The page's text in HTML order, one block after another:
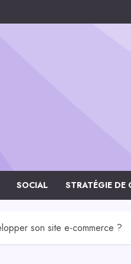
SOCIAL STRATÉGIE DE
son site e-commerce ?